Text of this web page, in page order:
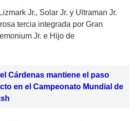
Jr., Solar Jr. y Ultraman Jr.
tercia integrada por Gran
Jr. e Hijo de
Cárdenas mantiene el paso
en el Campeonato Mundial de